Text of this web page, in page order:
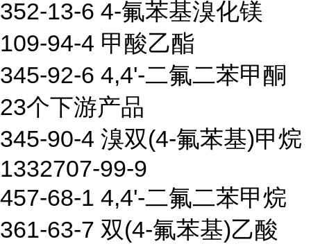
352-13-6 4-氟苯基溴化镁
109-94-4 甲酸乙酯
345-92-6 4,4'-二氟二苯甲酮
23个下游产品
345-90-4 溴双(4-氟苯基)甲烷
1332707-99-9
457-68-1 4,4'-二氟二苯甲烷
361-63-7 双(4-氟苯基)乙酸